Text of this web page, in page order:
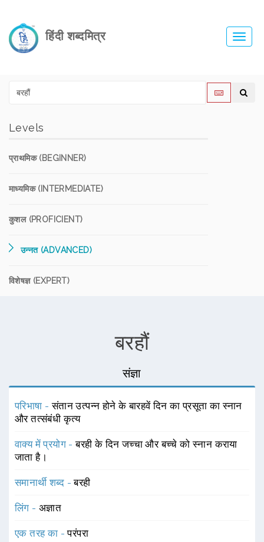
हिंदी शब्दमित्र
Levels
प्राथमिक (BEGINNER)
माध्यमिक (INTERMEDIATE)
कुशल (PROFICIENT)
उन्नत (ADVANCED)
विशेषज्ञ (EXPERT)
बरहौं
संज्ञा
परिभाषा -संतान उत्पन्न होने के बारहवें दिन का प्रसूता का स्नान
और तत्संबंधी कृत्य
वाक्य में प्रयोग -बरही के दिन जच्चा और बच्चे को स्नान कराया
जाता है।
समानार्थी शब्द -बरही
लिंग - अज्ञात
एक तरह का -परंपरा